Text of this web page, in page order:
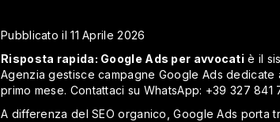
Pubblicato il 11 Aprile 2026
Risposta rapida: Google Ads per avvocati è il
Agenzia gestisce campagne Google Ads
primo mese. Contattaci su WhatsApp: +39 327 841
A differenza del SEO organico, Google Ads porta